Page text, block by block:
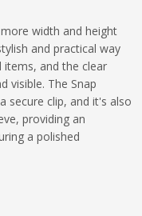
width and height
and practical way
and the clear
visible. The Snap
secure clip, and it's also
providing an
a polished